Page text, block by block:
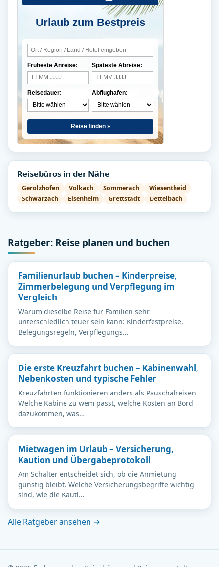
Urlaub zum Bestpreis
Früheste Anreise:
Reisedauer:
Späteste Abreise:
Abflughafen:
Reise finden »
Reisebüros in der Nähe
Gerolzhofen Volkach Sommerach
Wiesentheid
Schwarzach
Eisenheim Grettstadt Dettelbach
Ratgeber: Reise planen und buchen
Familienurlaub buchen – Kinderpreise,
Zimmerbelegung und Verpflegung im
Vergleich
Warum dieselbe Reise für Familien sehr
unterschiedlich teuer sein kann: Kinderfestpreise,
Belegungsregeln, Verpflegungs…
Die erste Kreuzfahrt buchen – Kabinenwahl,
Nebenkosten und typische Fehler
Kreuzfahrten funktionieren anders als Pauschalreisen.
Welche Kabine zu wem passt, welche Kosten an Bord
dazukommen, was…
Mietwagen im Urlaub – Versicherung,
Kaution und Übergabeprotokoll
Am Schalter entscheidet sich, ob die Anmietung
günstig bleibt. Welche Versicherungsbegriffe wichtig
sind, wie die Kauti…
Alle Ratgeber ansehen →